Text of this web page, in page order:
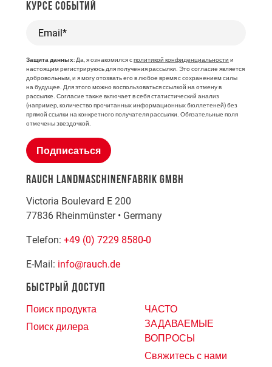
КУРСЕ СОБЫТИЙ
Email*
Защита данных: Да, я ознакомился сполитикой конфиденциальности и
настоящим регистрируюсь для получения рассылки. Это согласие является
добровольным, и я могу отозвать его в любое время с сохранением силы
на будущее. Для этого можно воспользоваться ссылкой на отмену в
рассылке. Согласие также включает в себя статистический анализ
(например, количество прочитанных информационных бюллетеней) без
прямой ссылки на конкретного получателя рассылки. Обязательные поля
отмечены звездочкой.
Подписаться
RAUCH LANDMASCHINENFABRIK GMBH
Victoria Boulevard E 200
77836 Rheinmünster• Germany
Telefon:+49 (0) 7229 8580-0
E-Mail: info@rauch.de
БЫСТРЫЙ ДОСТУП
Поиск продукта
Поиск дилера
ЧАСТО
ЗАДАВАЕМЫЕ
ВОПРОСЫ
Свяжитесь с нами